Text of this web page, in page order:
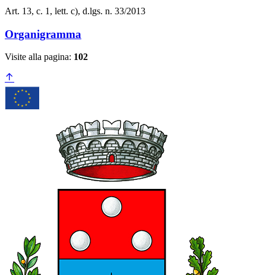
Art. 13, c. 1, lett. c), d.lgs. n. 33/2013
Organigramma
Visite alla pagina: 102